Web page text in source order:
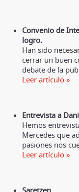
Convenio de
logro.
Han sido
cerrar un buen
debate de la
Leer artículo »
Entrevista a
Hemos
Mercedes que
pasiones nos
Leer artículo »
Saretzen